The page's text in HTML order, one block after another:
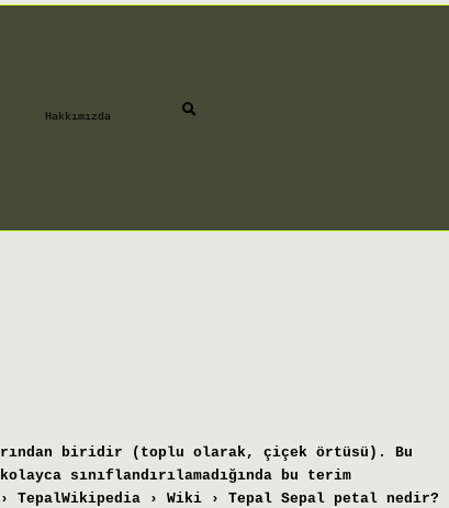
Hakkımızda
biridir (toplu olarak, çiçek örtüsü). Bu
sınıflandırılamadığında bu terim
TepalWikipedia › Wiki › Tepal Sepal petal nedir?